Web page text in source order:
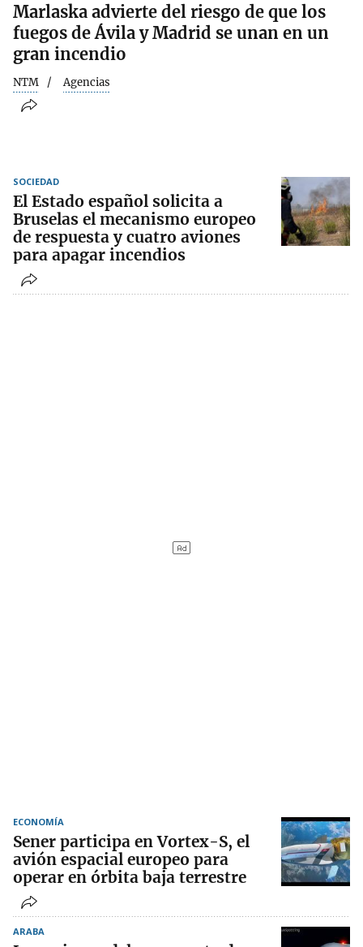
Marlaska advierte del riesgo de que los
fuegos de Ávila y Madrid se unan en un
gran incendio
NTM Agencias
SOCIEDAD
El Estado español solicita a
Bruselas el mecanismo europeo
de respuesta y cuatro aviones
para apagar incendios
ECONOMÍA
Sener participa en Vortex-S, el
avión espacial europeo para
operar en órbita baja terrestre
ARABA